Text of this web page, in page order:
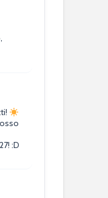
:D